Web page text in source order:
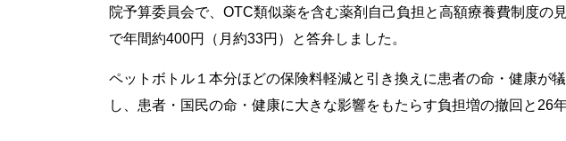
院予算委員会で、OTC類似薬を含む薬剤自己負担と高額療養費制度
で年間約400円（月約33円）と答弁しました。
ペットボトル１本分ほどの保険料軽減と引き換えに患者の命・健康が
し、患者・国民の命・健康に大きな影響をもたらす負担増の撤回と26